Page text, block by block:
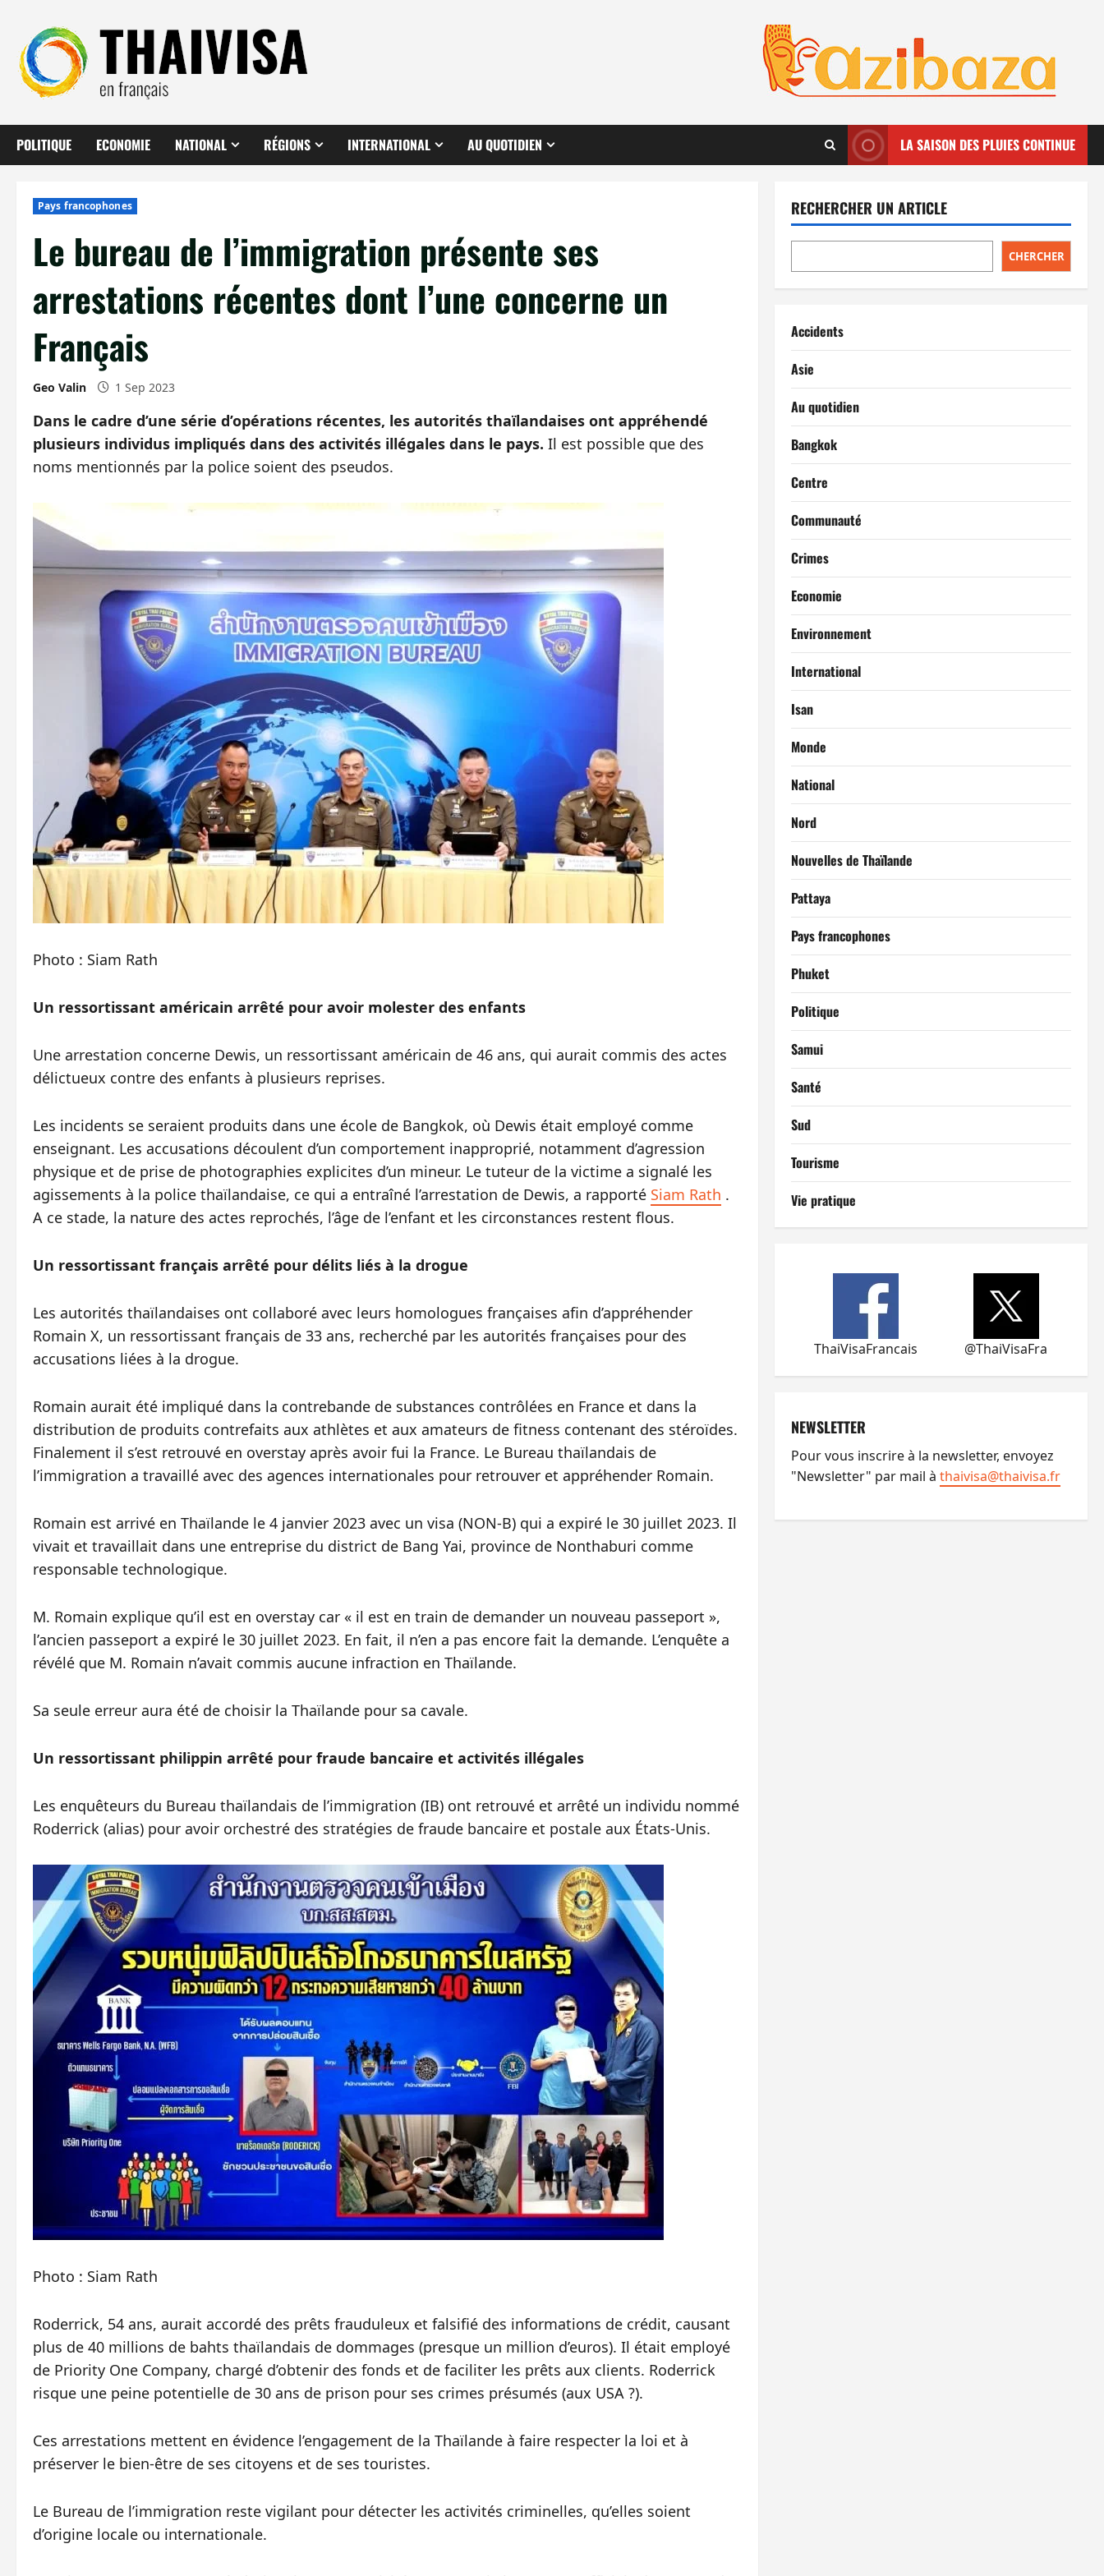
contenu
POLITIQUE ECONOMIE NATIONAL RÉGIONS INTERNATIONAL AU QUOTIDIEN LA SAISON DES PLUIES CONTINUE
Pays francophones
Le bureau de l’immigration présente ses
arrestations récentes dont l’une concerne un
Français
Geo Valin 1 Sep 2023
Dans le cadre d’une série d’opérations récentes, les autorités thaïlandaises ont appréhendé
plusieurs individus impliqués dans des activités illégales dans le pays. Il est possible que des
noms mentionnés par la police soient des pseudos.
Photo : Siam Rath
Un ressortissant américain arrêté pour avoir molester des enfants
Une arrestation concerne Dewis, un ressortissant américain de 46 ans, qui aurait commis des actes
délictueux contre des enfants à plusieurs reprises.
Les incidents se seraient produits dans une école de Bangkok, où Dewis était employé comme
enseignant. Les accusations découlent d’un comportement inapproprié, notamment d’agression
physique et de prise de photographies explicites d’un mineur. Le tuteur de la victime a signalé les
agissements à la police thaïlandaise, ce qui a entraîné l’arrestation de Dewis, a rapporté Siam Rath .
A ce stade, la nature des actes reprochés, l’âge de l’enfant et les circonstances restent flous.
Un ressortissant français arrêté pour délits liés à la drogue
Les autorités thaïlandaises ont collaboré avec leurs homologues françaises afin d’appréhender
Romain X, un ressortissant français de 33 ans, recherché par les autorités françaises pour des
accusations liées à la drogue.
Romain aurait été impliqué dans la contrebande de substances contrôlées en France et dans la
distribution de produits contrefaits aux athlètes et aux amateurs de fitness contenant des stéroïdes.
Finalement il s’est retrouvé en overstay après avoir fui la France. Le Bureau thaïlandais de
l’immigration a travaillé avec des agences internationales pour retrouver et appréhender Romain.
Romain est arrivé en Thaïlande le 4 janvier 2023 avec un visa (NON-B) qui a expiré le 30 juillet 2023. Il
vivait et travaillait dans une entreprise du district de Bang Yai, province de Nonthaburi comme
responsable technologique.
M. Romain explique qu’il est en overstay car « il est en train de demander un nouveau passeport »,
l’ancien passeport a expiré le 30 juillet 2023. En fait, il n’en a pas encore fait la demande. L’enquête a
révélé que M. Romain n’avait commis aucune infraction en Thaïlande.
Sa seule erreur aura été de choisir la Thaïlande pour sa cavale.
Un ressortissant philippin arrêté pour fraude bancaire et activités illégales
Les enquêteurs du Bureau thaïlandais de l’immigration (IB) ont retrouvé et arrêté un individu nommé
Roderrick (alias) pour avoir orchestré des stratégies de fraude bancaire et postale aux États-Unis.
Photo : Siam Rath
Roderrick, 54 ans, aurait accordé des prêts frauduleux et falsifié des informations de crédit, causant
plus de 40 millions de bahts thaïlandais de dommages (presque un million d’euros). Il était employé
de Priority One Company, chargé d’obtenir des fonds et de faciliter les prêts aux clients. Roderrick
risque une peine potentielle de 30 ans de prison pour ses crimes présumés (aux USA ?).
Ces arrestations mettent en évidence l’engagement de la Thaïlande à faire respecter la loi et à
préserver le bien-être de ses citoyens et de ses touristes.
Le Bureau de l’immigration reste vigilant pour détecter les activités criminelles, qu’elles soient
d’origine locale ou internationale.
RECHERCHER UN ARTICLE
CHERCHER
Accidents
Asie
Au quotidien
Bangkok
Centre
Communauté
Crimes
Economie
Environnement
International
Isan
Monde
National
Nord
Nouvelles de Thaïlande
Pattaya
Pays francophones
Phuket
Politique
Samui
Santé
Sud
Tourisme
Vie pratique
ThaiVisaFrancais @ThaiVisaFra
NEWSLETTER
Pour vous inscrire à la newsletter, envoyez
"Newsletter" par mail à thaivisa@thaivisa.fr